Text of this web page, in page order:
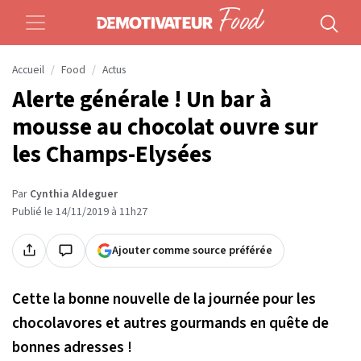
Accueil Food Actus
Alerte générale ! Un bar à
mousse au chocolat ouvre sur
les Champs-Elysées
Par Cynthia Aldeguer
Publié le 14/11/2019 à 11h27
Ajouter comme source préférée
Cette la bonne nouvelle de la journée pour les
chocolavores et autres gourmands en quête de
bonnes adresses !